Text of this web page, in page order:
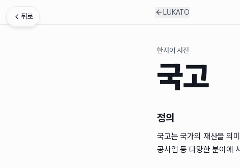
뒤로
LUKATO
한자어 사전
국고
정의
국고는 국가의 재산을 의
공사업 등 다양한 분야에